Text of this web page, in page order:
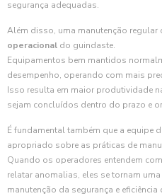
segurança adequadas.
Além disso, uma manutenção regular
operacional do guindaste.
Equipamentos bem mantidos
desempenho, operando com mais
Isso resulta em maior produtividade
sejam concluídos dentro do prazo e
É fundamental também que a equipe
apropriado sobre as práticas de
Quando os operadores entendem
relatar anomalias, eles se tornam
manutenção da segurança e